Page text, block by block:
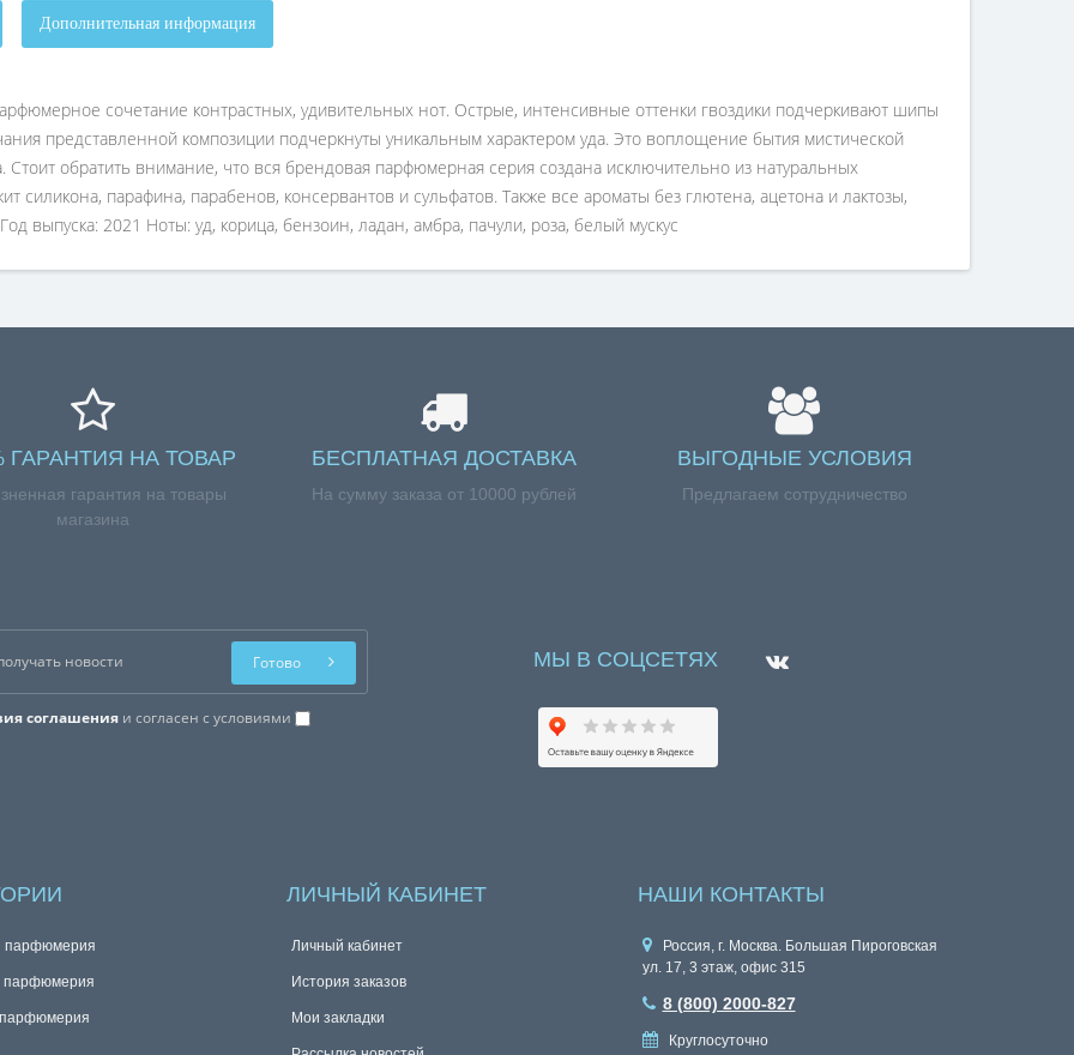
Дополнительная информация
сочетание контрастных, удивительных нот. Острые, интенсивные оттенки гвоздики подчеркивают шипы
представленной композиции подчеркнуты уникальным характером уда. Это воплощение бытия мистической
обратить внимание, что вся брендовая парфюмерная серия создана исключительно из натуральных
силикона, парафина, парабенов, консервантов и сульфатов. Также все ароматы без глютена, ацетона и лактозы,
выпуска: 2021 Ноты: уд, корица, бензоин, ладан, амбра, пачули, роза, белый мускус
ГАРАНТИЯ НА ТОВАР
гарантия на товары
магазина
БЕСПЛАТНАЯ ДОСТАВКА
На сумму заказа от 10000 рублей
ВЫГОДНЫЕ УСЛОВИЯ
Предлагаем сотрудничество
соглашения и согласен с условиями
Готово МЫ В СОЦСЕТЯХ
парфюмерия
парфюмерия
парфюмерия
ЛИЧНЫЙ КАБИНЕТ
Личный кабинет
История заказов
Мои закладки
НАШИ КОНТАКТЫ
Россия, г. Москва. Большая Пироговская
ул. 17, 3 этаж, офис 315
8 (800) 2000-827
Круглосуточно